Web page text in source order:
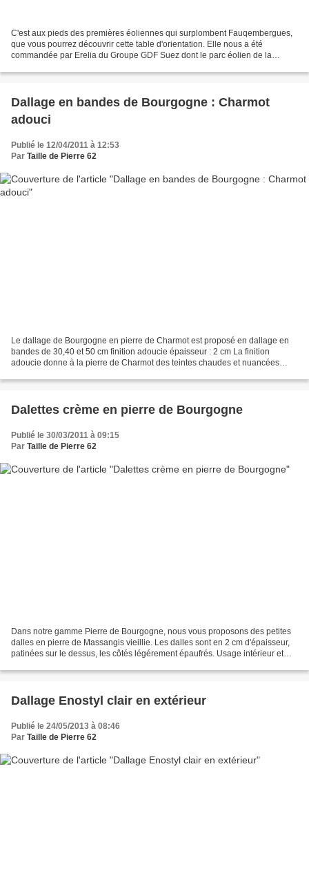
C'est aux pieds des premières éoliennes qui surplombent Fauqembergues,
que vous pourrez découvrir cette table d'orientation. Elle nous a été
commandée par Erelia du Groupe GDF Suez dont le parc éolien de la
Dallage en bandes de Bourgogne : Charmot
adouci
Publié le 12/04/2011 à 12:53
Par Taille de Pierre 62
Le dallage de Bourgogne en pierre de Charmot est proposé en dallage en
bandes de 30,40 et 50 cm finition adoucie épaisseur : 2 cm La finition
adoucie donne à la pierre de Charmot des teintes chaudes et nuancées
Dalettes crème en pierre de Bourgogne
Publié le 30/03/2011 à 09:15
Par Taille de Pierre 62
Dans notre gamme Pierre de Bourgogne, nous vous proposons des petites
dalles en pierre de Massangis vieillie. Les dalles sont en 2 cm d'épaisseur,
patinées sur le dessus, les côtés légérement épaufrés. Usage intérieur et
Dallage Enostyl clair en extérieur
Publié le 24/05/2013 à 08:46
Par Taille de Pierre 62